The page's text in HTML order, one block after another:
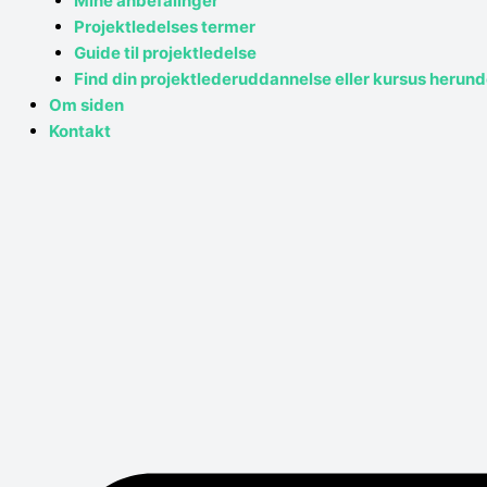
Projektledelses termer
Guide til projektledelse
Find din projektlederuddannelse eller kursus
Om siden
Kontakt